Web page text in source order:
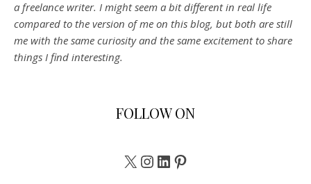
a freelance writer. I might seem a bit different in real life
compared to the version of me on this blog, but both are still
me with the same curiosity and the same excitement to share
things I find interesting.
FOLLOW ON
X Instagram
LinkedInPinterest